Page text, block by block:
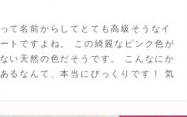
て名前からしてとても高級そうなイ
トですよね。 この綺麗なピンク色が
い天然の色だそうです。 こんなにか
るなんて、本当にびっくりです！ 気